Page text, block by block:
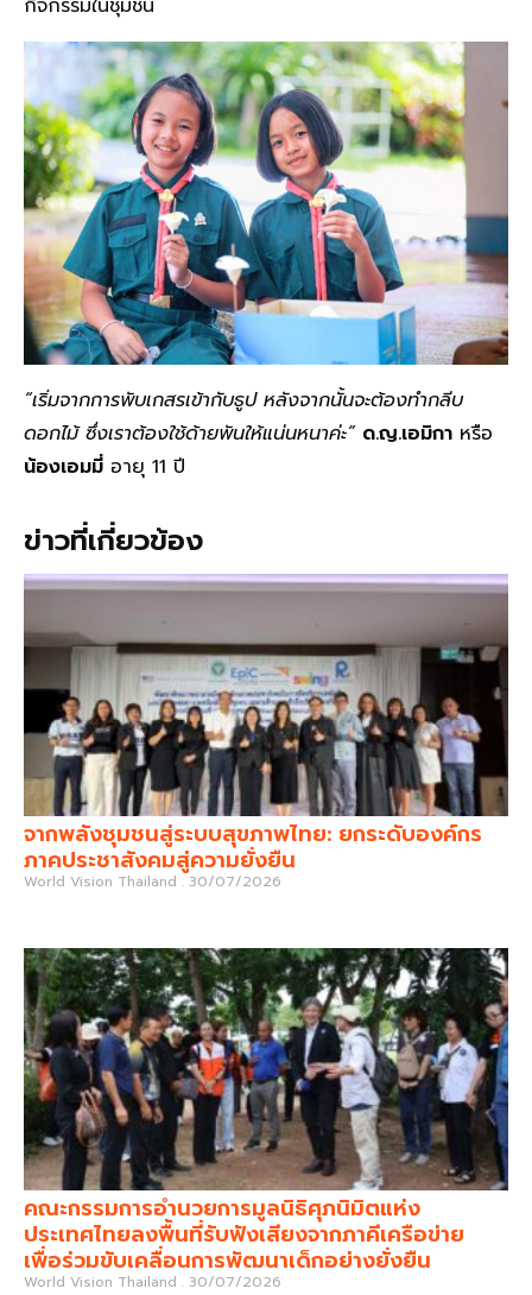
กิจกรรมในชุมชน
“เริ่มจากการพับเกสรเข้ากับธูป หลังจากนั้นจะต้องทำกลีบ
ดอกไม้ ซึ่งเราต้องใช้ด้ายพันให้แน่นหนาค่ะ” ด.ญ.เอมิกา หรือ
น้องเอมมี่ อายุ 11 ปี
ข่าวที่เกี่ยวข้อง
จากพลังชุมชนสู่ระบบสุขภาพไทย: ยกระดับองค์กร
ภาคประชาสังคมสู่ความยั่งยืน
World Vision Thailand 30/07/2026
คณะกรรมการอำนวยการมูลนิธิศุภนิมิตแห่ง
ประเทศไทยลงพื้นที่รับฟังเสียงจากภาคีเครือข่าย
เพื่อร่วมขับเคลื่อนการพัฒนาเด็กอย่างยั่งยืน
World Vision Thailand 30/07/2026